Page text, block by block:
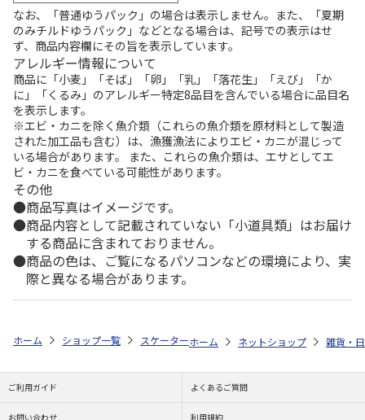
なお、「普通ゆうパック」の場合は表示しません。また、「夏期
のみチルドゆうパック」などとなる場合は、記号での表示はせ
ず、商品内容欄にその旨を表示しています。
アレルギー情報について
商品に「小麦」「そば」「卵」「乳」「落花生」「えび」「か
に」「くるみ」のアレルギー特定8品目を含んでいる場合に品目名
を表示します。
※エビ・カニを除く魚介類（これらの魚介類を原材料として製造
された加工品も含む）は、漁獲漁法によりエビ・カニが混じって
いる場合があります。 また、これらの魚介類は、エサとしてエ
ビ・カニを食べている可能性があります。
その他
商品写真はイメージです。
商品内容として記載されていない「小道具類」はお届け
する商品に含まれておりません。
商品の色は、ご覧になるパソコンなどの環境により、実
際と異なる場合があります。
ホーム ショップ一覧 スケーター 抗菌 食洗機対応 スライド式トリ
ホーム ネットショップ 雑貨・
ご利用ガイド よくあるご質問
お問い合わせ 利用規約